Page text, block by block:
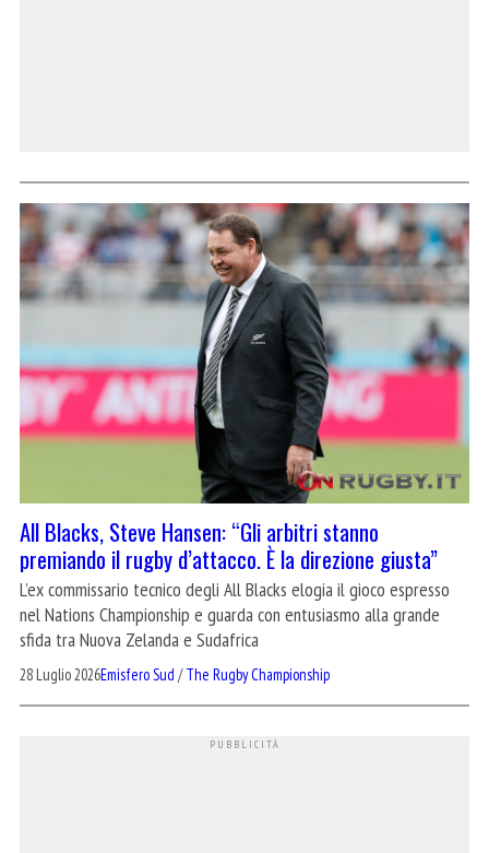
All Blacks, Steve Hansen: “Gli arbitri stanno
premiando il rugby d’attacco. È la direzione giusta”
L’ex commissario tecnico degli All Blacks elogia il gioco espresso
nel Nations Championship e guarda con entusiasmo alla grande
sfida tra Nuova Zelanda e Sudafrica
28 Luglio 2026Emisfero Sud /The Rugby Championship